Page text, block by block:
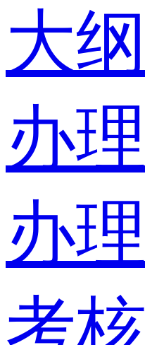
大纲
办理
办理
考核